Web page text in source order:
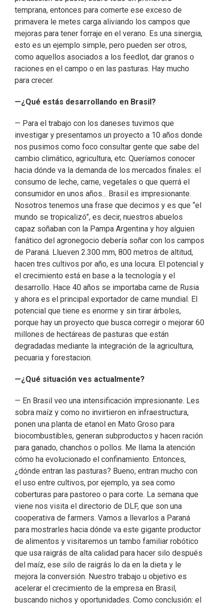
temprana, entonces para comerte ese exceso de
primavera le metes carga aliviando los campos que
mejoras para tener forraje en el verano. Es una sinergia,
esto es un ejemplo simple, pero pueden ser otros,
como aquellos asociados a los feedlot, dar granos o
raciones en el campo o en las pasturas. Hay mucho
para crecer.
—¿Qué estás desarrollando en Brasil?
— Para el trabajo con los daneses tuvimos que
investigar y presentamos un proyecto a 10 años donde
nos pusimos como foco consultar gente que sabe del
cambio climático, agricultura, etc. Queríamos conocer
hacia dónde va la demanda de los mercados finales: el
consumo de leche, carne, vegetales o que querrá el
consumidor en unos años... Brasil es impresionante.
Nosotros tenemos una frase que decimos y es que “el
mundo se tropicalizó”, es decir, nuestros abuelos
capaz soñaban con la Pampa Argentina y hoy alguien
fanático del agronegocio debería soñar con los campos
de Paraná. Llueven 2.300 mm, 800 metros de altitud,
hacen tres cultivos por año, es una locura. El potencial y
el crecimiento está en base a la tecnología y el
desarrollo. Hace 40 años se importaba carne de Rusia
y ahora es el principal exportador de carne mundial. El
potencial que tiene es enorme y sin tirar árboles,
porque hay un proyecto que busca corregir o mejorar 60
millones de hectáreas de pasturas que están
degradadas mediante la integración de la agricultura,
pecuaria y forestacion.
—¿Qué situación ves actualmente?
— En Brasil veo una intensificación impresionante. Les
sobra maíz y como no invirtieron en infraestructura,
ponen una planta de etanol en Mato Groso para
biocombustibles, generan subproductos y hacen ración
para ganado, chanchos o pollos. Me llama la atención
cómo ha evolucionado el confinamiento. Entonces,
¿dónde entran las pasturas? Bueno, entran mucho con
el uso entre cultivos, por ejemplo, ya sea como
coberturas para pastoreo o para corte. La semana que
viene nos visita el directorio de DLF, que son una
cooperativa de farmers. Vamos a llevarlos a Paraná
para mostrarles hacia dónde va este gigante productor
de alimentos y visitaremos un tambo familiar robótico
que usa raigrás de alta calidad para hacer silo después
del maíz, ese silo de raigrás lo da en la dieta y le
mejora la conversión. Nuestro trabajo u objetivo es
acelerar el crecimiento de la empresa en Brasil,
buscando nichos y oportunidades. Como conclusión: el